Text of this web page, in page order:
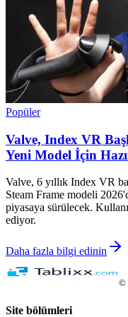
Popüler
Valve, Index VR
Yeni Model İçin
Valve, 6 yıllık Index VR
Steam Frame modeli
piyasaya sürülecek.
ediyor.
Daha fazla bilgi edinin
©
Site bölümleri